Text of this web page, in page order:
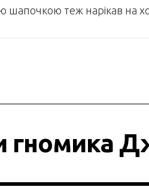
шапочкою теж нарікав на
гномика